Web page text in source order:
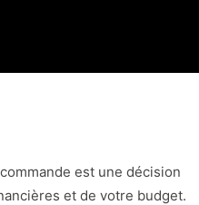
est une décision
et de votre budget.